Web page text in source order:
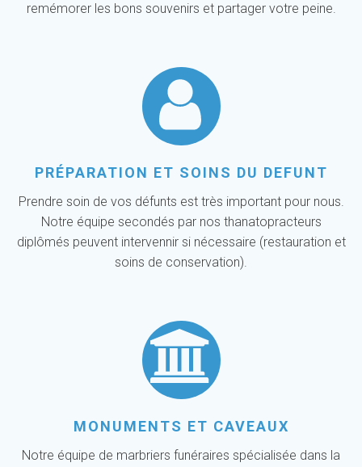
remémorer les bons souvenirs et partager votre peine.
PRÉPARATION ET SOINS DU DEFUNT
Prendre soin de vos défunts est très important pour nous.
Notre équipe secondés par nos thanatopracteurs
diplômés peuvent intervennir si nécessaire (restauration et
soins de conservation).
MONUMENTS ET CAVEAUX
Notre équipe de marbriers funéraires spécialisée dans la